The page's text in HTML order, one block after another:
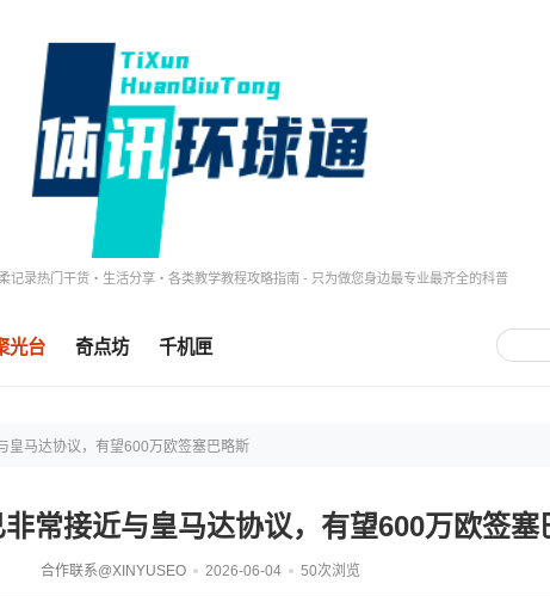
记录热门干货・生活分享・各类教学教程攻略指南 - 只为做您身边最专业最齐全的科普
光台 奇点坊 千机匣
皇马达协议，有望600万欧签塞巴略斯
常接近与皇马达协议，有望600万欧签塞
合作联系@XINYUSEO 2026-06-04 50次浏览